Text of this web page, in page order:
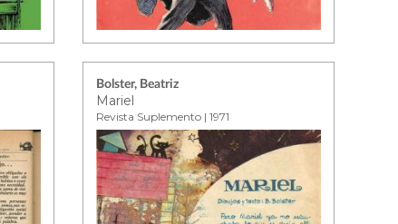
Bolster, Beatriz
Mariel
Revista Suplemento | 1971